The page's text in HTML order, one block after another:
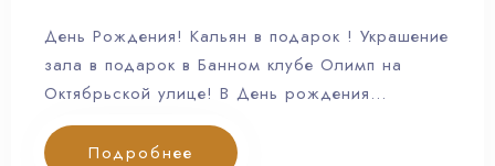
День Рождения! Кальян в подарок ! Украшение
зала в подарок в Банном клубе Олимп на
Октябрьской улице! В День рождения…
Подробнее